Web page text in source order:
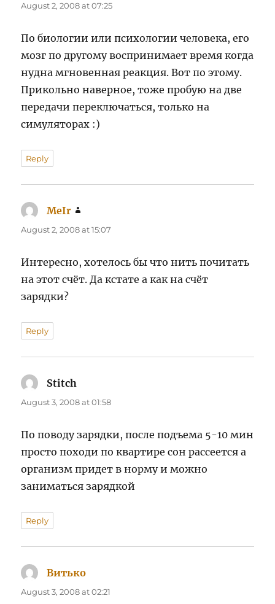
August 2, 2008 at 07:25
По биологии или психологии человека, его
мозг по другому воспринимает время когда
нудна мгновенная реакция. Вот по этому.
Прикольно наверное, тоже пробую на две
передачи переключаться, только на
симуляторах :)
Reply
MeIr
August 2, 2008 at 15:07
Интересно, хотелось бы что нить почитать
на этот счёт. Да кстате а как на счёт
зарядки?
Reply
Stitch
August 3, 2008 at 01:58
По поводу зарядки, после подъема 5-10 мин
просто походи по квартире сон рассеется а
организм придет в норму и можно
заниматься зарядкой
Reply
Витько
August 3, 2008 at 02:21